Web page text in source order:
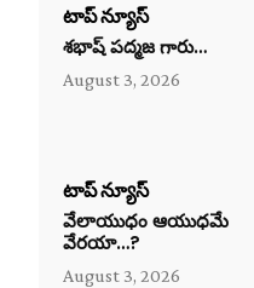
టాప్ న్యూస్
శభాష్ పద్మజ గారు…
August 3, 2026
టాప్ న్యూస్
వేలాయుధం ఆయుధమే
వేరయా…?
August 3, 2026